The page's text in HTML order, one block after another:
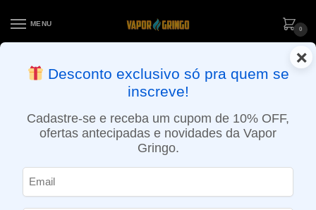
MENU
0
ENTREGA NO MESMO DIA EM SÃO PAULO (SEG A SEX): PEDIDOS
APROVADOS ATÉ 15:30 VIA MOTOBOY
×
Desconto exclusivo só pra quem se
inscreve!
Cadastre-se e receba um cupom de 10% OFF,
ofertas antecipadas e novidades da Vapor
Gringo.